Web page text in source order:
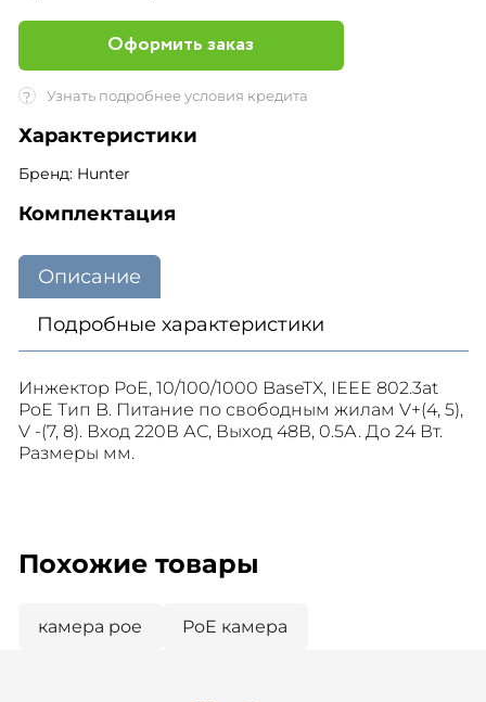
Оформить заказ
? Узнать подробнее условия кредита
Характеристики
Бренд: Hunter
Комплектация
Описание
Подробные характеристики
Инжектор PoE, 10/100/1000 BaseTX, IEEE 802.3at
PoE Тип B. Питание по свободным жилам V+(4, 5),
V -(7, 8). Вход 220В АС, Выход 48В, 0.5А. До 24 Вт.
Размеры мм.
Похожие товары
камера poe PoE камера